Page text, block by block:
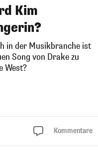
Kim
in der Musikbranche ist
Song von Drake zu
West?
Kommentare